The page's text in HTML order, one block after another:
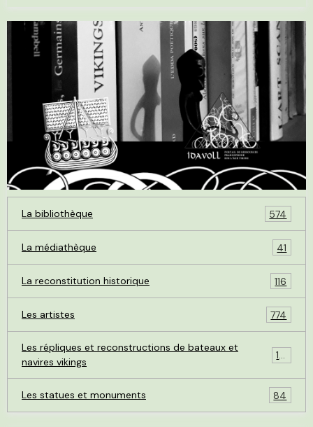
La bibliothèque 574
La médiathèque 41
La reconstitution historique 116
Les artistes 774
Les répliques et reconstructions de bateaux et
navires vikings
119
Les statues et monuments 84